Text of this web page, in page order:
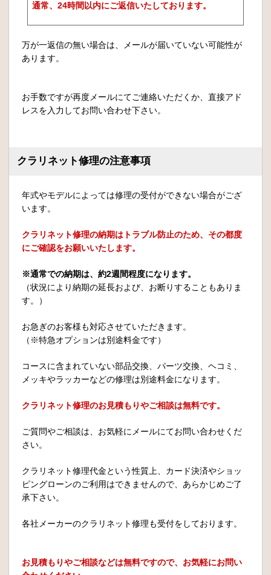
通常、24時間以内にご返信いたしております。
万が一返信の無い場合は、メールが届いていない可能性が
あります。
お手数ですが再度メールにてご連絡いただくか、直接アド
レスを入力してお問い合わせ下さい。
クラリネット修理の注意事項
年式やモデルによっては修理の受付ができない場合がござ
います。
クラリネット修理の納期はトラブル防止のため、その都度
にご確認をお願いいたします。
※通常での納期は、約2週間程度になります。
（状況により納期の延長および、お断りすることもありま
す。）
お急ぎのお客様も対応させていただきます。
（※特急オプションは別途料金です）
コースに含まれていない部品交換、パーツ交換、ヘコミ、
メッキやラッカーなどの修理は別途料金になります。
クラリネット修理のお見積もりやご相談は無料です。
ご質問やご相談は、お気軽にメールにてお問い合わせくだ
さい。
クラリネット修理代金という性質上、カード決済やショッ
ピングローンのご利用はできませんので、あらかじめご了
承下さい。
各社メーカーのクラリネット修理も受付をしております。
お見積もりやご相談などは無料ですので、お気軽にお問い